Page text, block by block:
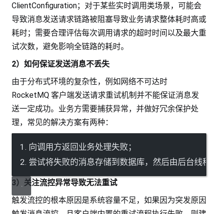
ClientConfiguration；对于某些实时调用类场景，可能会
导致消息发送请求链路被阻塞导致业务请求整体耗时高或
耗时；需要合理评估每次调用请求的超时时间以及最大重
试次数，避免影响全链路的耗时。
2）如何保证发送消息不丢失
由于分布式环境的复杂性，例如网络不可达时
RocketMQ 客户端发送请求重试机制并不能保证消息发
送一定成功。业务方需要捕获异常，并做好冗余保护处
理，常见的解决方案有两种：
1. 向调用方返回业务处理失败；
2. 尝试将失败的消息存储到数据库，然后由后台线程
3）关注流控异常导致无法重试
触发流控的根本原因是系统容量不足，如果因为突发原因